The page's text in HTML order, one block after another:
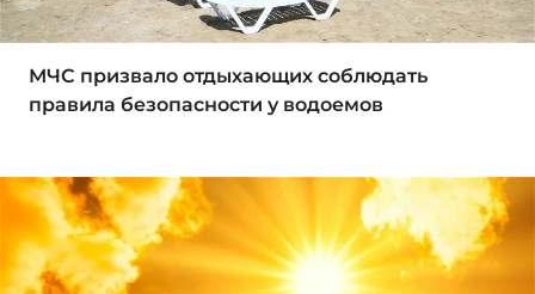
МЧС призвало отдыхающих соблюдать
правила безопасности у водоемов